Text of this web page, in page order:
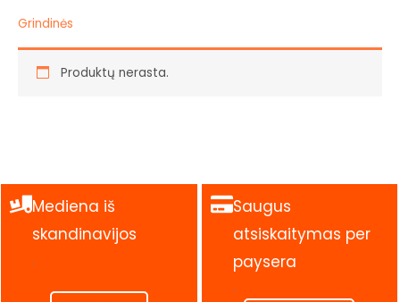
Grindinės
Produktų nerasta.
Mediena iš
skandinavijos
.
Saugus
atsiskaitymas per
paysera
.